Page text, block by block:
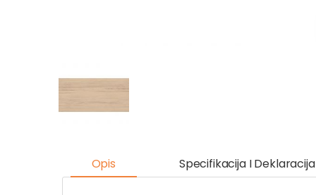
Opis Specifikacija I Deklaracija